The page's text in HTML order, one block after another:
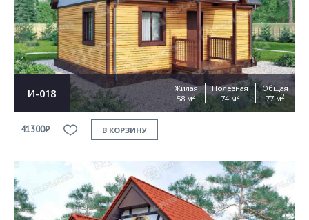
И-018
Жилая
58 м2
Полезная
74 м2
Общая
77 м2
41300₽ В КОРЗИНУ